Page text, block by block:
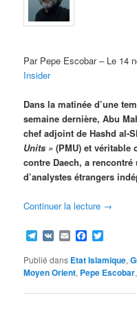
Par Pepe Escobar – Le 14
Insider
Dans la matinée d’une
semaine dernière, Abu
chef adjoint de Hashd al-
Units » (PMU) et véritable
contre Daech, a
d’analystes étrangers
Continuer la lecture →
Telegram
VK EmailFacebook
Publié dans Etat Islamique,
Moyen Orient, Pepe Escobar